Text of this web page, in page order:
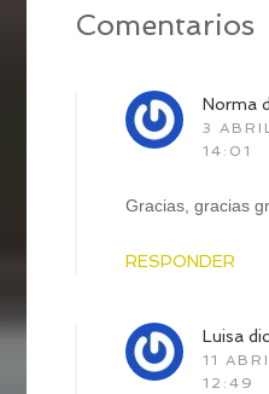
Comentarios
Norma
3
14:01
Gracias, gracias
RESPONDER
Luisa
11
12:49